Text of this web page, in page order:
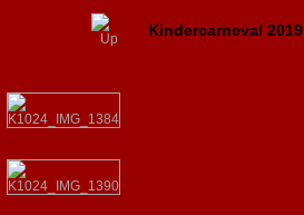
Kindercarneval 2019